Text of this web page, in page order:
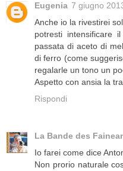
Eugenia 7 giugno
Anche io la rivestirei
potresti intensificare
passata di aceto di
di ferro (come
regalarle un tono un
Aspetto con ansia la
Rispondi
La Bande des
Io farei come dice
Non prorio naturale